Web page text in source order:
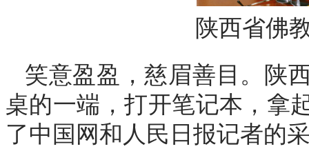
陕西省佛
笑意盈盈，慈眉善目。陕
桌的一端，打开笔记本，拿
了中国网和人民日报记者的